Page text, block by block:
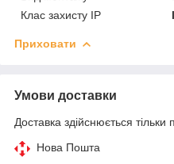
Клас захисту IP
Приховати
Умови доставки
Доставка здійснюється тільки
Нова Пошта